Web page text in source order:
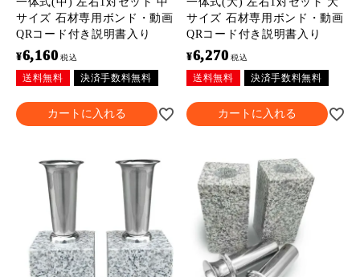
サイズ 石材専用ボンド・動画
QRコード付き説明書入り
¥6,160 税込
送料無料 決済手数料無料
カートに入れる
サイズ 石材専用ボンド・動画
QRコード付き説明書入り
¥6,270 税込
送料無料 決済手数料無料
カートに入れる